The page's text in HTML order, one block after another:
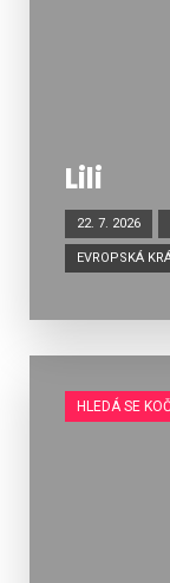
Lili
22. 7. 2026
EVROPSKÁ
HLEDÁ SE